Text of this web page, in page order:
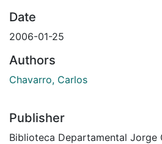
Date
2006-01-25
Authors
Chavarro, Carlos
Publisher
Biblioteca Departamental Jorge